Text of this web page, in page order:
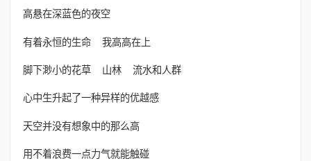
高悬在深蓝色的夜空
有着永恒的生命 我高高在上
脚下渺小的花草 山林 流水和人群
心中生升起了一种异样的优越感
天空并没有想象中的那么高
用不着浪费一点力气就能触碰